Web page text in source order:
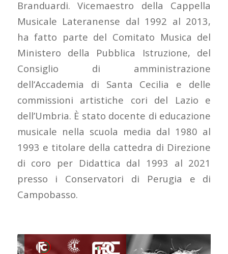
Branduardi. Vicemaestro della Cappella
Musicale Lateranense dal 1992 al 2013,
ha fatto parte del Comitato Musica del
Ministero della Pubblica Istruzione, del
Consiglio di amministrazione
dell‘Accademia di Santa Cecilia e delle
commissioni artistiche cori del Lazio e
dell’Umbria. È stato docente di educazione
musicale nella scuola media dal 1980 al
1993 e titolare della cattedra di Direzione
di coro per Didattica dal 1993 al 2021
presso i Conservatori di Perugia e di
Campobasso.